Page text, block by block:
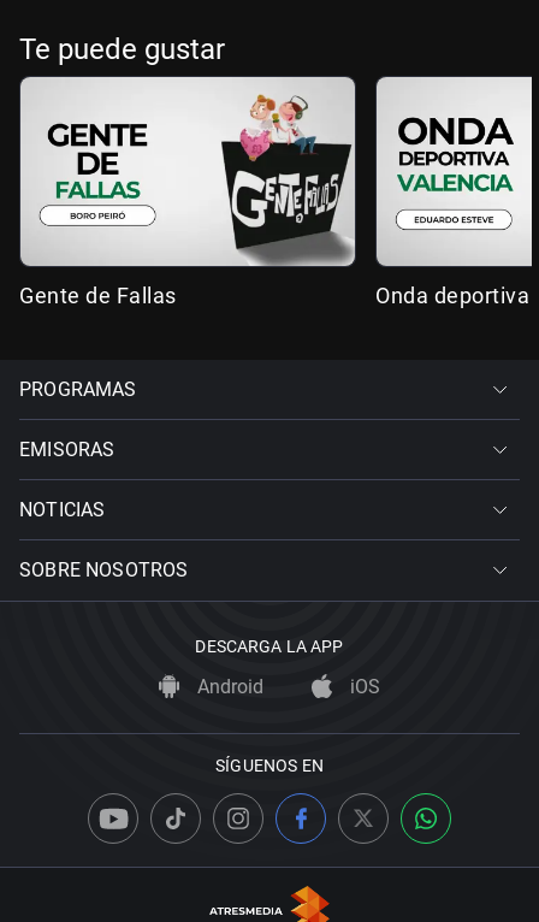
Te puede gustar
Gente de Fallas Onda deportiva
PROGRAMAS
EMISORAS
NOTICIAS
SOBRE NOSOTROS
DESCARGA LA APP
Android iOS
SÍGUENOS EN